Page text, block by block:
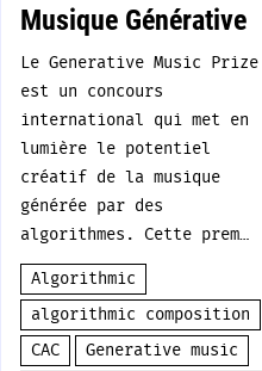
Musique Générative
Le Generative Music Prize
est un concours
international qui met en
lumière le potentiel
créatif de la musique
générée par des
algorithmes. Cette prem…
Algorithmic
algorithmic composition
CAC
Generative music